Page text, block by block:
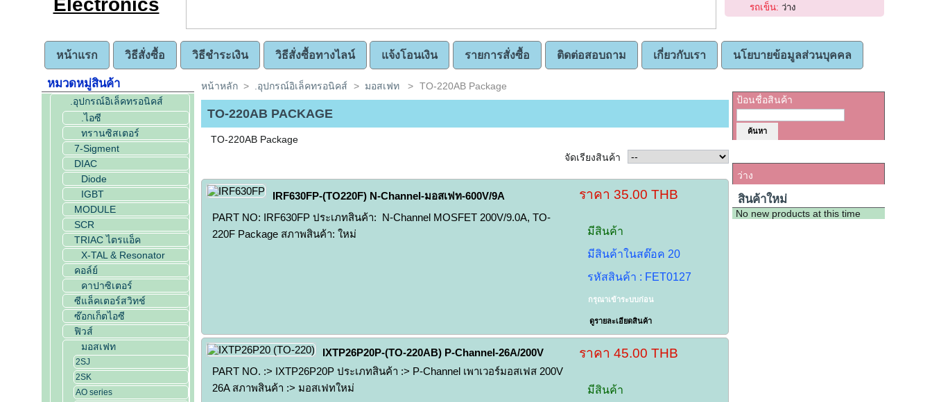
รถเข็น: ว่าง
หน้าแรก วิธีสั่งซื้อ วิธีชำระเงิน วิธีสั่งซื้อทางไลน์ แจ้งโอนเงิน รายการสั่งซื้อ ติดต่อสอบถาม เกี่ยวกับเรา นโยบายข้อมูลส่วนบุคคล
หมวดหมู่สินค้า
.อุปกรณ์อิเล็คทรอนิคส์
.ไอซี
ทรานซิสเตอร์
7-Sigment
DIAC
Diode
IGBT
MODULE
SCR
TRIAC ไตรแอ็ค
X-TAL & Resonator
คอล์ย์
คาปาซิเตอร์
ซีแล็คเตอร์สวิทช์
ซ๊อกเก็ตไอซี
ฟิวส์
มอสเฟท
2SJ
2SK
AO series
หน้าหลัก > .อุปกรณ์อิเล็คทรอนิคส์ > มอสเฟท > TO-220AB Package
TO-220AB PACKAGE
TO-220AB Package
จัดเรียงสินค้า
IRF630FP-(TO220F) N-Channel-มอสเฟท-600V/9A
PART NO: IRF630FP ประเภทสินค้า: N-Channel MOSFET 200V/9.0A, TO-
220F Package สภาพสินค้า: ใหม่
ราคา 35.00 THB
มีสินค้า
มีสินค้าในสต๊อค 20
รหัสสินค้า : FET0127
กรุณาเข้าระบบก่อน
ดูรายละเอียดสินค้า
IXTP26P20P-(TO-220AB) P-Channel-26A/200V
PART NO. :> IXTP26P20P ประเภทสินค้า :> P-Channel เพาเวอร์มอสเฟส 200V
26A สภาพสินค้า :> มอสเฟทใหม่
ราคา 45.00 THB
มีสินค้า
ป้อนชื่อสินค้า
ว่าง
สินค้าใหม่
No new products at this time